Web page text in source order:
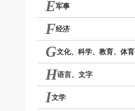
E军事
F经济
G文化、科学、教育、体育
H语言、文字
I文学